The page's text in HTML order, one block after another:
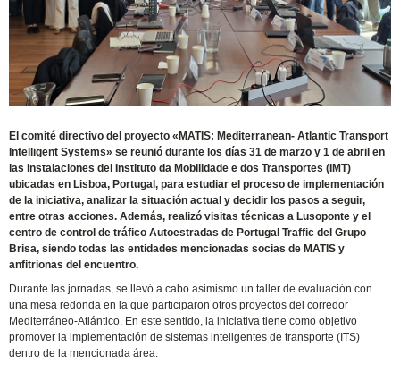
El comité directivo del proyecto «MATIS: Mediterranean- Atlantic Transport
Intelligent Systems» se reunió durante los días 31 de marzo y 1 de abril en
las instalaciones del Instituto da Mobilidade e dos Transportes (IMT)
ubicadas en Lisboa, Portugal, para estudiar el proceso de implementación
de la iniciativa, analizar la situación actual y decidir los pasos a seguir,
entre otras acciones. Además, realizó visitas técnicas a Lusoponte y el
centro de control de tráfico Autoestradas de Portugal Traffic del Grupo
Brisa, siendo todas las entidades mencionadas socias de MATIS y
anfitrionas del encuentro.
Durante las jornadas, se llevó a cabo asimismo un taller de evaluación con
una mesa redonda en la que participaron otros proyectos del corredor
Mediterráneo-Atlántico. En este sentido, la iniciativa tiene como objetivo
promover la implementación de sistemas inteligentes de transporte (ITS)
dentro de la mencionada área.